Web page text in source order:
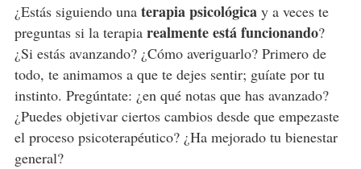
¿Estás siguiendo una terapia psicológicay a veces te
preguntas si la terapia realmente está funcionando?
¿Si estás avanzando? ¿Cómo averiguarlo? Primero de
todo, te animamos a que te dejes sentir; guíate por tu
instinto. Pregúntate: ¿en qué notas que has avanzado?
¿Puedes objetivar ciertos cambios desde que empezaste
el proceso psicoterapéutico? ¿Ha mejorado tu bienestar
general?